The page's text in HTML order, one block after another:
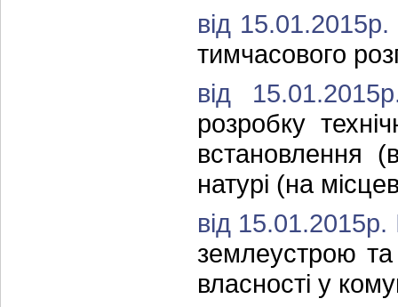
від
тимчасового
від
розробку
встановлення
натурі (на
від
землеустрою та
власності у